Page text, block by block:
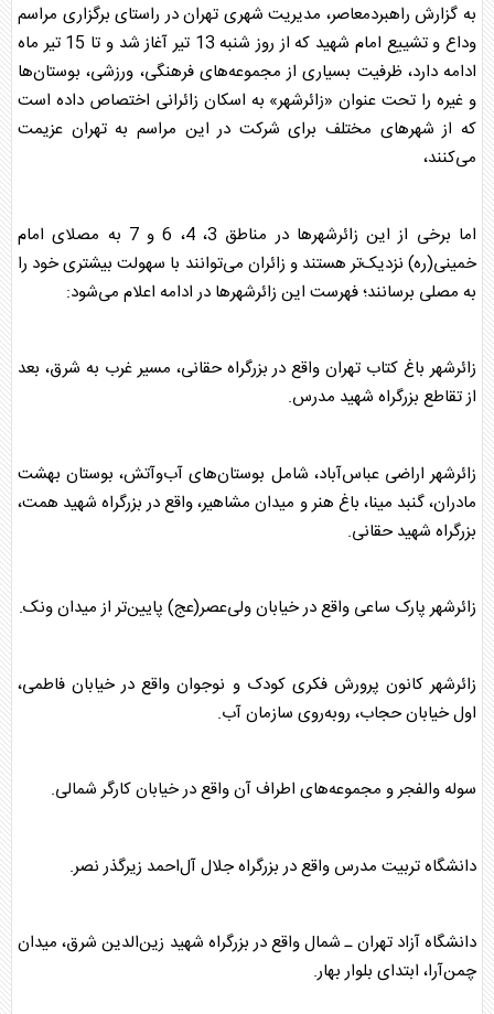
به گزارش راهبردمعاصر، مدیریت شهری تهران در راستای برگزاری مراسم
وداع و تشییع امام شهید که از روز شنبه 13 تیر آغاز شد و تا 15 تیر ماه
ادامه دارد، ظرفیت بسیاری از مجموعه‌های فرهنگی، ورزشی، بوستان‌ها
و غیره را تحت عنوان «زائرشهر» به اسکان زائرانی اختصاص داده است
که از شهر‌های مختلف برای شرکت در این مراسم به تهران عزیمت
می‌کنند،
اما برخی از این زائرشهر‌ها در مناطق 3، 4، 6 و 7 به مصلای امام
خمینی(ره) نزدیک‌تر هستند و زائران می‌توانند با سهولت بیشتری خود را
به مصلی برسانند؛ فهرست این زائرشهر‌ها در ادامه اعلام می‌شود:
زائرشهر باغ کتاب تهران واقع در بزرگراه حقانی، مسیر غرب به شرق، بعد
از تقاطع بزرگراه شهید مدرس.
زائرشهر اراضی عباس‌آباد، شامل بوستان‌های آب‌وآتش، بوستان بهشت
مادران، گنبد مینا، باغ هنر و میدان مشاهیر، واقع در بزرگراه شهید همت،
بزرگراه شهید حقانی.
زائرشهر پارک ساعی واقع در خیابان ولی‌عصر(عج) پایین‌تر از میدان ونک.
زائرشهر کانون پرورش فکری کودک و نوجوان واقع در خیابان فاطمی،
اول خیابان حجاب، روبه‌روی سازمان آب.
سوله والفجر و مجموعه‌های اطراف آن واقع در خیابان کارگر شمالی.
دانشگاه تربیت مدرس واقع در بزرگراه جلال آل‌احمد زیرگذر نصر.
دانشگاه آزاد تهران ـ شمال واقع در بزرگراه شهید زین‌الدین شرق، میدان
چمن‌آرا، ابتدای بلوار بهار.